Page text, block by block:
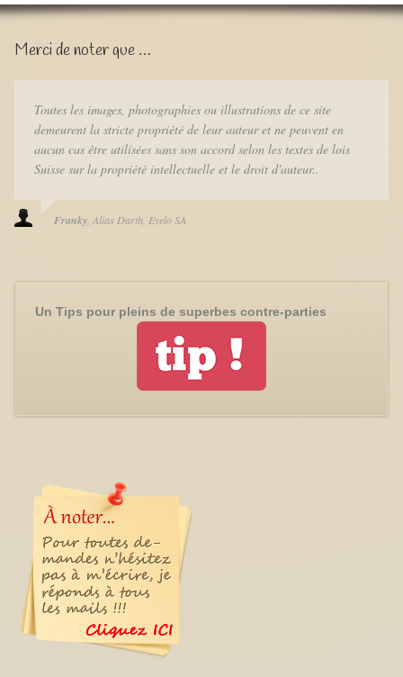
Merci de noter que …
Toutes les images, photographies ou illustrations de ce site
demeurent la stricte propriété de leur auteur et ne peuvent en
aucun cas être utilisées sans son accord selon les textes de lois
Suisse sur la propriété intellectuelle et le droit d'auteur..
Franky Alias Darth Eyelo SA
Un Tips pour pleins de superbes contre-parties